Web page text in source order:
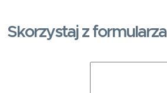
Skorzystaj z formularza